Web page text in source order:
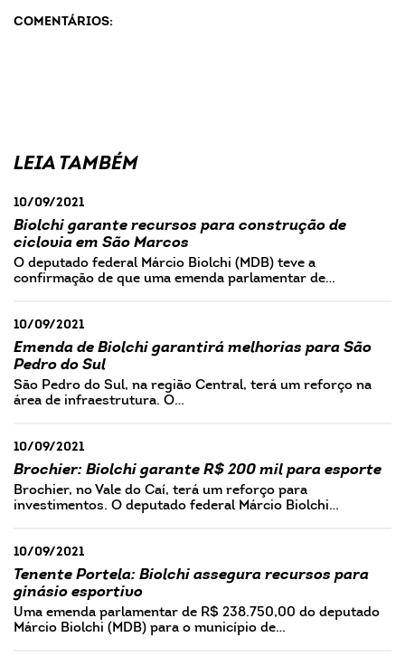
COMENTÁRIOS:
LEIA TAMBÉM
10/09/2021
Biolchi garante recursos para construção de
ciclovia em São Marcos
O deputado federal Márcio Biolchi (MDB) teve a
confirmação de que uma emenda parlamentar de…
10/09/2021
Emenda de Biolchi garantirá melhorias para São
Pedro do Sul
São Pedro do Sul, na região Central, terá um reforço na
área de infraestrutura. O…
10/09/2021
Brochier: Biolchi garante R$ 200 mil para esporte
Brochier, no Vale do Caí, terá um reforço para
investimentos. O deputado federal Márcio Biolchi…
10/09/2021
Tenente Portela: Biolchi assegura recursos para
ginásio esportivo
Uma emenda parlamentar de R$ 238.750,00 do deputado
Márcio Biolchi (MDB) para o município de…